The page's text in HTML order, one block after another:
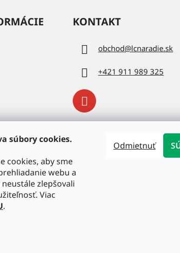
súbory cookies.
cookies, aby sme
webu a
zlepšovali
Viac
.
Odmietnuť
KONTAKT
obchod@lcnaradie.sk
+421 911 989 325